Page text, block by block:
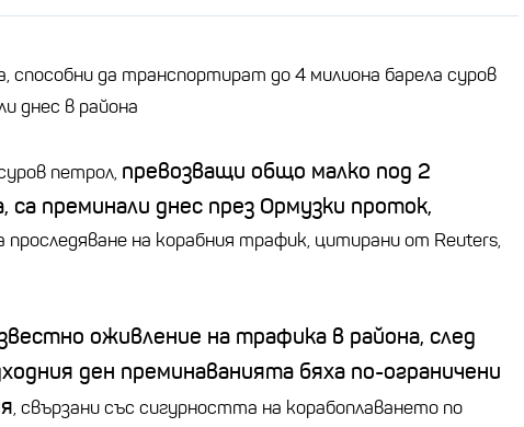
способни да транспортират до 4 милиона барела суров
днес в района
петрол, превозващи общо малко под 2
са преминали днес през Ормузки проток,
проследяване на корабния трафик, цитирани от Reuters,
оживление на трафика в района, след
ден преминаванията бяха по-ограничени
, свързани със сигурността на корабоплаването по